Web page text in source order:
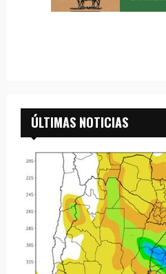
ÚLTIMAS NOTICIAS